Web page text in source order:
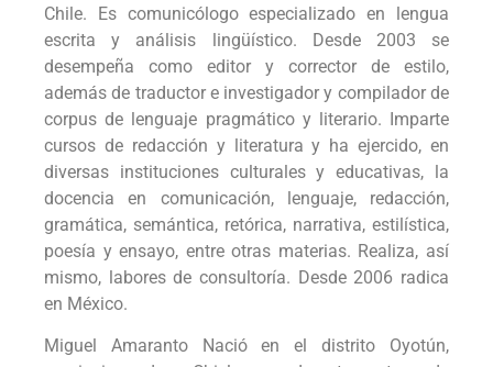
Chile. Es comunicólogo especializado en lengua
escrita y análisis lingüístico. Desde 2003 se
desempeña como editor y corrector de estilo,
además de traductor e investigador y compilador de
corpus de lenguaje pragmático y literario. Imparte
cursos de redacción y literatura y ha ejercido, en
diversas instituciones culturales y educativas, la
docencia en comunicación, lenguaje, redacción,
gramática, semántica, retórica, narrativa, estilística,
poesía y ensayo, entre otras materias. Realiza, así
mismo, labores de consultoría. Desde 2006 radica
en México.
Miguel Amaranto Nació en el distrito Oyotún,